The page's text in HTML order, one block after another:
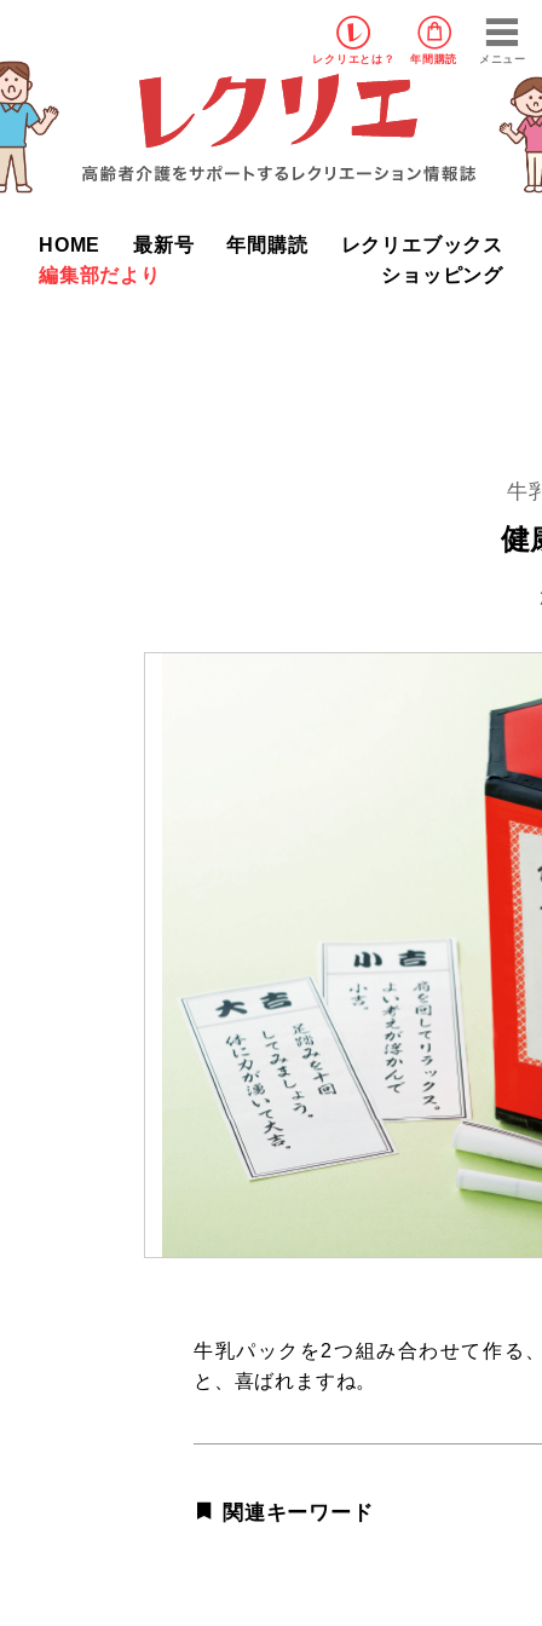
レクリエ とは？ 年間購読 メニュー
HOME 最新号 年間購読
レクリエブックス
編集部だより
ショッピング
牛
健
牛乳パックを2つ組み合わせて作る
と、喜ばれますね。
関連キーワード